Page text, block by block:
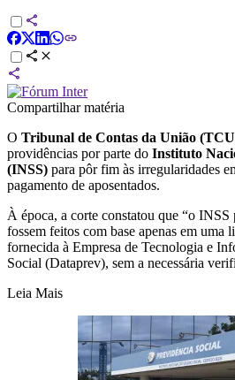
Compartilhar matéria
O Tribunal de Contas da União
providências por parte do Instituto
(INSS) para pôr fim às irregularidades
pagamento de aposentados.
À época, a corte constatou que “o INSS
fossem feitos com base apenas em uma
fornecida à Empresa de Tecnologia e
Social (Dataprev), sem a necessária
Leia Mais